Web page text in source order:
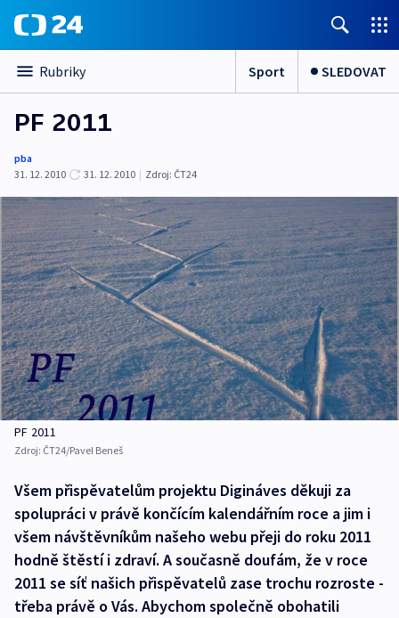
Rubriky Sport SLEDOVAT
PF 2011
pba
31. 12. 2010
31. 12. 2010 | Zdroj: ČT24
PF 2011
Zdroj: ČT24/Pavel Beneš
Všem přispěvatelům projektu Digináves děkuji za
spolupráci v právě končícím kalendářním roce a jim i
všem návštěvníkům našeho webu přeji do roku 2011
hodně štěstí i zdraví. A současně doufám, že v roce
2011 se síť našich přispěvatelů zase trochu rozroste -
třeba právě o Vás. Abychom společně obohatili